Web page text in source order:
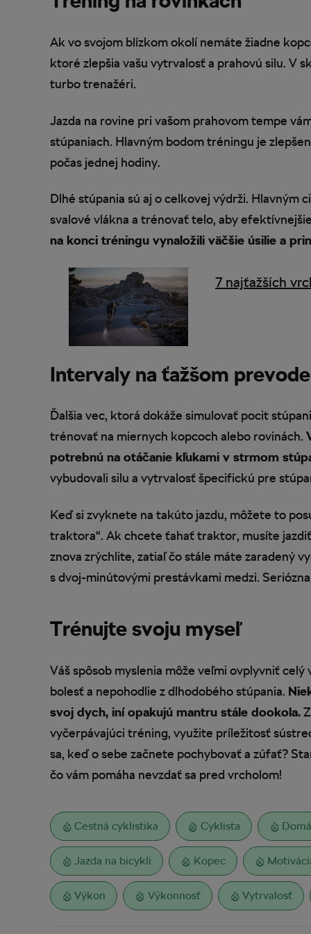
Ak vo svojom blízkom okolí nemáte žiadne
ktoré zlepšia vašu vytrvalosť a prahovú silu. V
turbo trenažéri.
Jazda na rovine pri vašom prahovom tempe
stúpaniach. Hlavným bodom tréningu je
počas jednej hodiny.
Dlhé stúpania sú aj o celkovej výdrži.
svalové vlákna a trénovať telo, aby
na konci tréningu vynaložili väčšie úsilie a
7 najťažších
Intervaly na ťažšom prevode
Ďalšia vec, ktorá dokáže simulovať pocit
trénovať na miernych kopcoch alebo rovinách.
potrebnú na otáčanie kľukami v strmom
vybudovali silu a vytrvalosť špecifickú pre
Keď si zvyknete na takúto jazdu, môžete to
traktora“. Ak chcete ťahať traktor, musíte
znova zrýchlite, zatiaľ čo stále máte zaradený
s dvoj-minútovými prestávkami medzi.
Trénujte svoju myseľ
Váš spôsob myslenia môže veľmi ovplyvniť
bolesť a nepohodlie z dlhodobého stúpania.
svoj dych, iní opakujú mantru stále dookola.
vyčerpávajúci tréning, využite príležitosť
sa, keď o sebe začnete pochybovať a zúfať?
čo vám pomáha nevzdať sa pred vrcholom!
Cestná cyklistika Cyklista
Jazda na bicykli Kopec
Výkon Výkonnosť Vytrvalosť